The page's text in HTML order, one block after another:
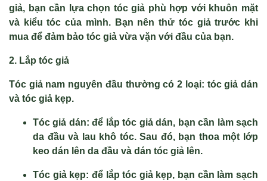
giả, bạn cần lựa chọn tóc giả phù hợp với khuôn mặt
và kiểu tóc của mình. Bạn nên thử tóc giả trước khi
mua để đảm bảo tóc giả vừa vặn với đầu của bạn.
2. Lắp tóc giả
Tóc giả nam nguyên đầu thường có 2 loại: tóc giả dán
và tóc giả kẹp.
Tóc giả dán: để lắp tóc giả dán, bạn cần làm sạch
da đầu và lau khô tóc. Sau đó, bạn thoa một lớp
keo dán lên da đầu và dán tóc giả lên.
Tóc giả kẹp: để lắp tóc giả kẹp, bạn cần làm sạch